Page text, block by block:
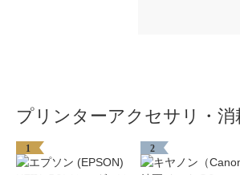
プリンターアクセサリ・
1 2